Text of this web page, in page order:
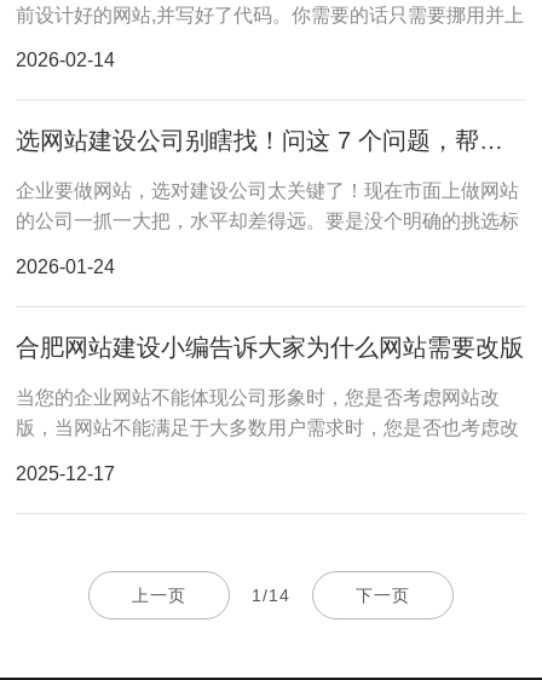
前设计好的网站,并写好了代码。你需要的话只需要挪用并上
2026-02-14
选网站建设公司别瞎找！问这 7 个问题，帮你挑到像思讯这样靠谱的团队
企业要做网站，选对建设公司太关键了！现在市面上做网站
的公司一抓一大把，水平却差得远。要是没个明确的挑选标
2026-01-24
合肥网站建设小编告诉大家为什么网站需要改版
当您的企业网站不能体现公司形象时，您是否考虑网站改
版，当网站不能满足于大多数用户需求时，您是否也考虑改
2025-12-17
上一页 1/14 下一页